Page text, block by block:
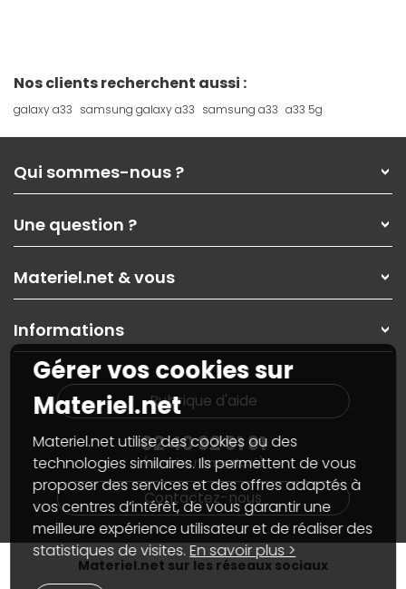
Nos clients recherchent aussi :
galaxy a33 samsung galaxy a33 samsung a33 a33 5g
Qui sommes-nous ?
Nos services
Les magasins Materiel.net
Nos solutions pour les pros
Contactez-nous
Une question ?
Paiement, livraison
Garanties,Pack Zen
SAV, demander un retour
Informations
Guides d'achats et tutoriels
Materiel.net & vous
On rachète votre carte graphique
PC sur mesure : Votre RDV personnalisé
Notre démarche écologique
Materiel.net recrute
Notre programme d'affiliation
Partenariat & Sponsoring
Informations
Plan du site
Nos marques
Conditions générales de vente
Informations légales
Données personnellesetcookies
Gérer vos cookies
Accessibilité : non conforme
Rubrique d'aide
02 40 92 91 91
(numéro non surtaxé)
Contactez-nous
Materiel.net sur les réseaux sociaux
Gérer vos cookies sur
Materiel.net
Materiel.net utilise des cookies ou des
technologies similaires. Ils permettent de vous
proposer des services et des offres adaptés à
vos centres d’intérêt, de vous garantir une
meilleure expérience utilisateur et de réaliser des
statistiques de visites.En savoir plus >